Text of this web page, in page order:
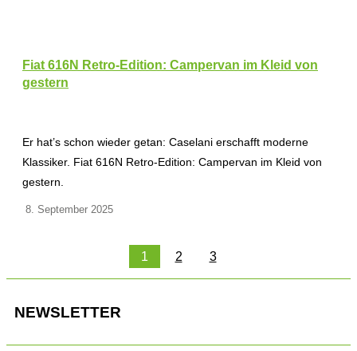
Fiat 616N Retro-Edition: Campervan im Kleid von
gestern
Er hat’s schon wieder getan: Caselani erschafft moderne
Klassiker. Fiat 616N Retro-Edition: Campervan im Kleid von
gestern.
8. September 2025
1 2 3
NEWSLETTER